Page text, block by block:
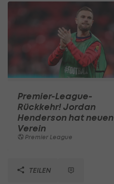
Premier-League-
Rückkehr! Jordan
Henderson hat neuen
Verein
Premier League
TEILEN